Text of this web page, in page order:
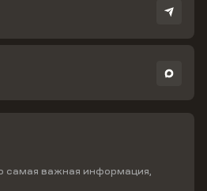
самая важная информация,